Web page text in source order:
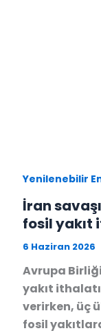
Yenilenebilir
İran
fosil yakıt
6 Haziran 2026
Avrupa
yakıt
verirken, üç
fosil